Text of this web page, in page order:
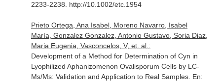
2233-2238. http://10.1002/etc.1954
Prieto Ortega, Ana Isabel, Moreno Navarro, Isabel
María, Gonzalez Gonzalez, Antonio Gustavo, Soria Diaz,
Maria Eugenia, Vasconcelos, V, et. al.:
Development of a Method for Determination of Cyn in
Lyophilized Aphanizomenon Ovalisporum Cells by LC-
Ms/Ms: Validation and Application to Real Samples. En: